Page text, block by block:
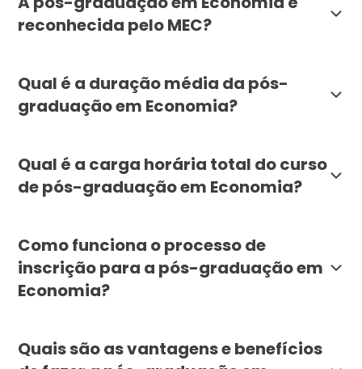
reconhecida pelo MEC?
Qual é a duração média da pós-
graduação em Economia?
Qual é a carga horária total do curso
de pós-graduação em Economia?
Como funciona o processo de
inscrição para a pós-graduação em
Economia?
Quais são as vantagens e benefícios